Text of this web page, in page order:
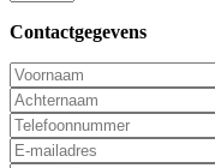
Contactgegevens